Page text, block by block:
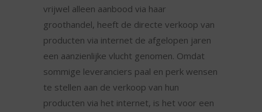
vrijwel alleen aanbood via haar
groothandel, heeft de directe verkoop van
producten via internet de afgelopen jaren
een aanzienlijke vlucht genomen. Omdat
sommige leveranciers paal en perk wensen
te stellen aan de verkoop van hun
producten via het internet, is het voor een